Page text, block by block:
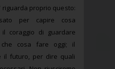
riguarda proprio questo:
per capire cosa
il coraggio di guardare
cosa fare oggi; il
il futuro, per dire quali